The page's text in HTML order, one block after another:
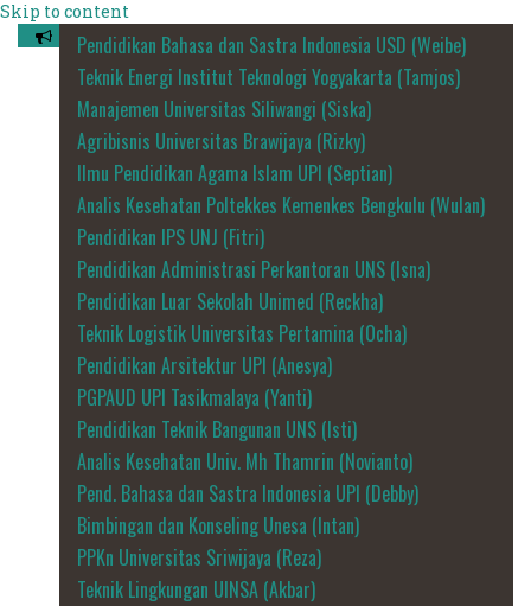
Skip to content
Pendidikan Bahasa dan Sastra Indonesia USD (Weibe)
Teknik Energi Institut Teknologi Yogyakarta (Tamjos)
Manajemen Universitas Siliwangi (Siska)
Agribisnis Universitas Brawijaya (Rizky)
Ilmu Pendidikan Agama Islam UPI (Septian)
Analis Kesehatan Poltekkes Kemenkes Bengkulu (Wulan)
Pendidikan IPS UNJ (Fitri)
Pendidikan Administrasi Perkantoran UNS (Isna)
Pendidikan Luar Sekolah Unimed (Reckha)
Teknik Logistik Universitas Pertamina (Ocha)
Pendidikan Arsitektur UPI (Anesya)
PGPAUD UPI Tasikmalaya (Yanti)
Pendidikan Teknik Bangunan UNS (Isti)
Analis Kesehatan Univ. Mh Thamrin (Novianto)
Pend. Bahasa dan Sastra Indonesia UPI (Debby)
Bimbingan dan Konseling Unesa (Intan)
PPKn Universitas Sriwijaya (Reza)
Teknik Lingkungan UINSA (Akbar)